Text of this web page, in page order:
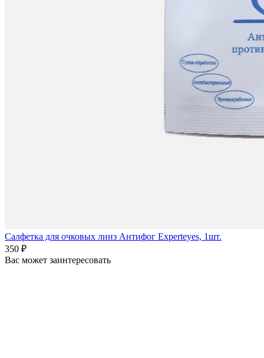
Салфетка для очковых линз Антифог Experteyes, 1шт.
350 ₽
Вас может заинтересовать